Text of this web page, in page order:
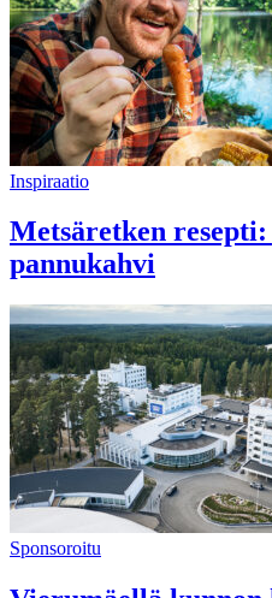
Inspiraatio
Metsäretken
pannukahvi
Sponsoroitu